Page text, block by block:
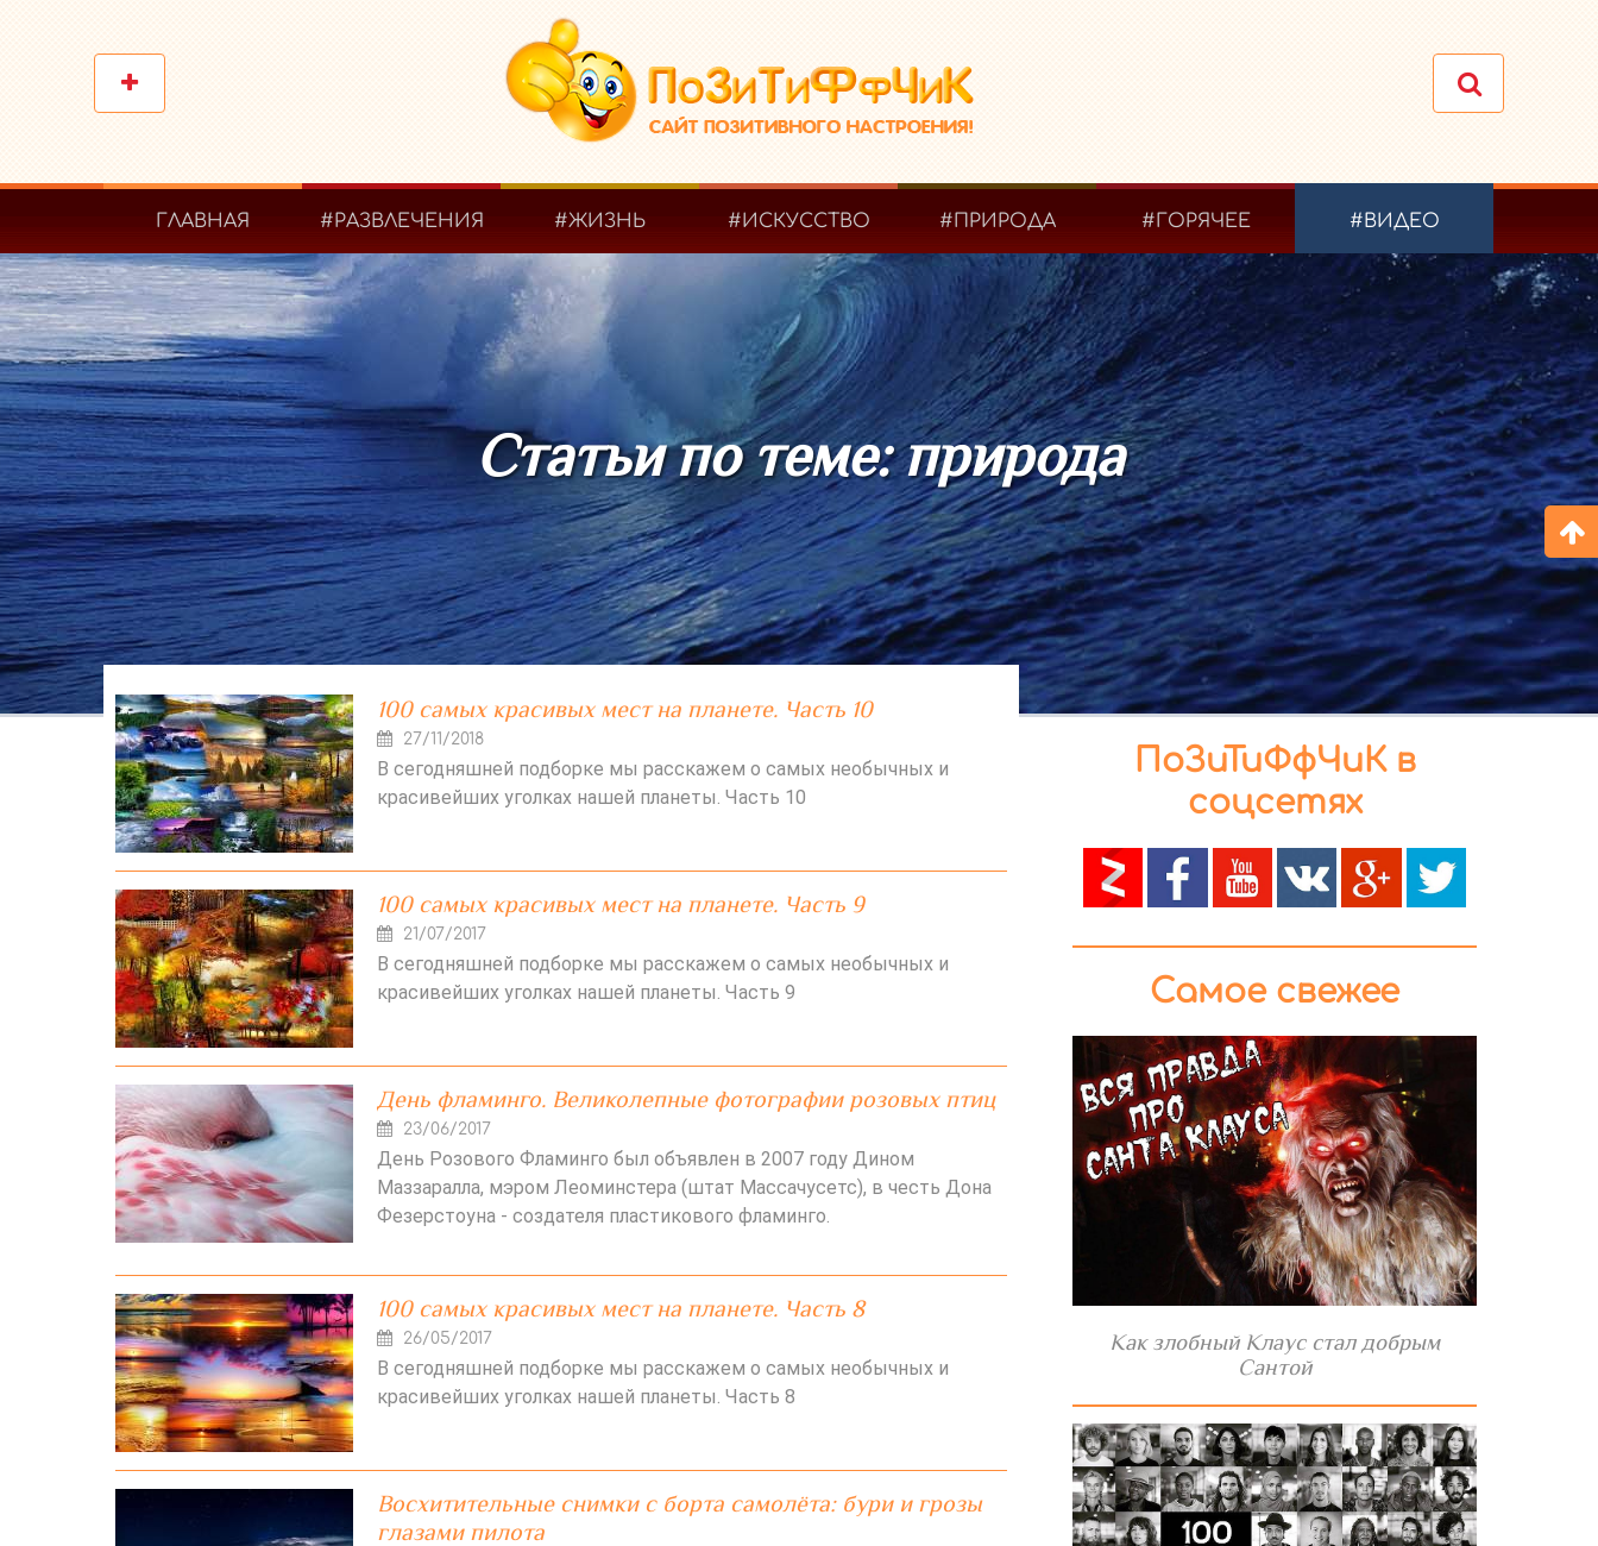
ГЛАВНАЯ #РАЗВЛЕЧЕНИЯ #ЖИЗНЬ #ИСКУССТВО #ПРИРОДА #ГОРЯЧЕЕ #ВИДЕО
Статьи по теме: природа
100 самых красивых мест на планете. Часть 10
27/11/2018
В сегодняшней подборке мы расскажем о самых необычных и
красивейших уголках нашей планеты. Часть 10
100 самых красивых мест на планете. Часть 9
21/07/2017
В сегодняшней подборке мы расскажем о самых необычных и
красивейших уголках нашей планеты. Часть 9
День фламинго. Великолепные фотографии розовых птиц
23/06/2017
День Розового Фламинго был объявлен в 2007 году Дином
Маззаралла, мэром Леоминстера (штат Массачусетс), в честь Дона
Фезерстоуна - создателя пластикового фламинго.
100 самых красивых мест на планете. Часть 8
26/05/2017
В сегодняшней подборке мы расскажем о самых необычных и
красивейших уголках нашей планеты. Часть 8
Восхитительные снимки с борта самолёта: бури и грозы
глазами пилота
ПоЗиТиФфЧиК в
соцсетях
Самое свежее
Как злобный Клаус стал добрым
Сантой